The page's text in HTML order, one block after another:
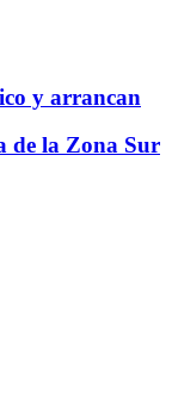
y arrancan
de la Zona Sur